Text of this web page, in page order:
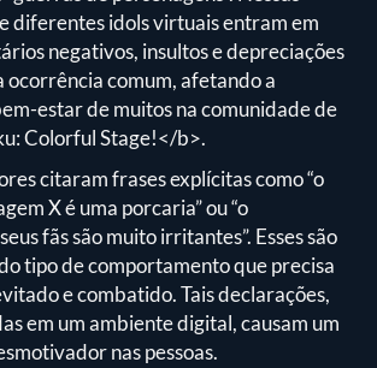
diferentes idols virtuais entram em
negativos, insultos e depreciações
ocorrência comum, afetando a
estar de muitos na comunidade de
Colorful Stage!</b>.
citaram frases explícitas como “o
X é uma porcaria” ou “o
fãs são muito irritantes”. Esses são
tipo de comportamento que precisa
e combatido. Tais declarações,
em um ambiente digital, causam um
nas pessoas.